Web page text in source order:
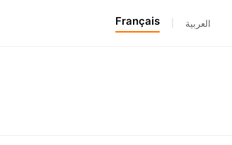
Français العربية